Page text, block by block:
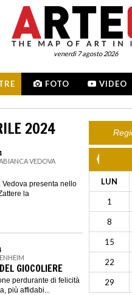
venerdì 7 agosto 2026
FOTO VIDEO
2024
VEDOVA
presenta nello
la
GIOCOLIERE
perdurante di felicità
più affidabi...
LUN
1
8
15
22
29